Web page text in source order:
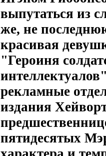
выпутаться из
же, не
красивая
"Героиня
рекламные
издания
пятидесятых